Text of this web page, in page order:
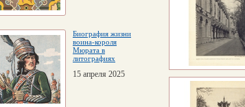
Биография жизни
воина-короля
Мюрата в
литографиях
15 апреля 2025